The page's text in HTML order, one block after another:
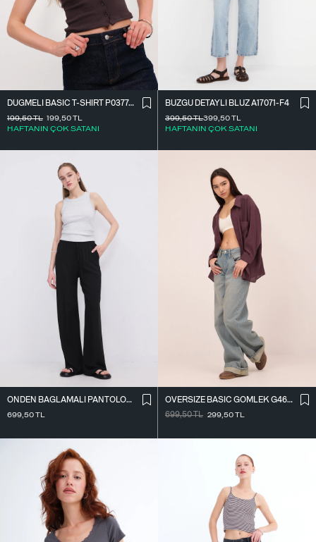
DÜĞMELI BASIC T-SHIRT P0377-K12
199,50TL
HAFTANIN ÇOK SATANI
199,50TL
BÜZGÜ DETAYLI BLUZ A17071-F4
399,50TL
HAFTANIN ÇOK SATANI
399,50TL
ÖNDEN BAĞLAMALI PANTOLON PN16791-W12
699,50TL
OVERSIZE BASIC GÖMLEK G4612-Z2
699,50TL 299,50TL